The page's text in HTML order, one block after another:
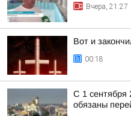
Вчера, 21:27
Вот и
00:18
С 1 сентября
обязаны